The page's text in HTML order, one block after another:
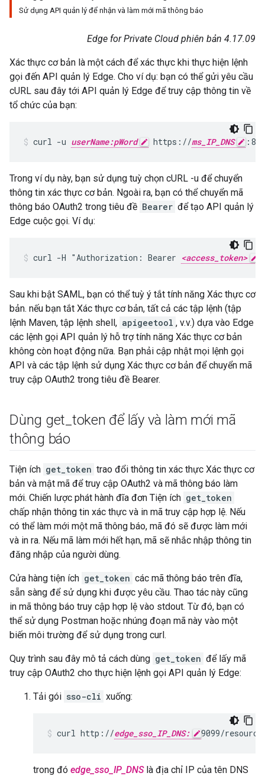
Sử dụng API quản lý để nhận và làm mới mã thông báo
Edge for Private Cloud phiên bản 4.17.09
Xác thực cơ bản là một cách để xác thực khi thực hiện lệnh
gọi đến API quản lý Edge. Cho ví dụ: bạn có thể gửi yêu cầu
cURL sau đây tới API quản lý Edge để truy cập thông tin về
tổ chức của bạn:
curl -u userName:pWord https://ms_IP_DNS
Trong ví dụ này, bạn sử dụng tuỳ chọn cURL -u để chuyển
thông tin xác thực cơ bản. Ngoài ra, bạn có thể chuyển mã
thông báo OAuth2 trong tiêu đề Bearer để tạo API quản lý
Edge cuộc gọi. Ví dụ:
curl -H "Authorization: Bearer <access_token>
Sau khi bật SAML, bạn có thể tuỳ ý tắt tính năng Xác thực cơ
bản. nếu bạn tắt Xác thực cơ bản, tất cả các tập lệnh (tập
lệnh Maven, tập lệnh shell, apigeetool , v.v.) dựa vào Edge
các lệnh gọi API quản lý hỗ trợ tính năng Xác thực cơ bản
không còn hoạt động nữa. Bạn phải cập nhật mọi lệnh gọi
API và các tập lệnh sử dụng Xác thực cơ bản để chuyển mã
truy cập OAuth2 trong tiêu đề Bearer.
Dùng get token để lấy và làm mới mã
thông báo
Tiện ích get_token trao đổi thông tin xác thực Xác thực cơ
bản và mật mã để truy cập OAuth2 và mã thông báo làm
mới. Chiến lược phát hành đĩa đơn Tiện ích get_token
chấp nhận thông tin xác thực và in mã truy cập hợp lệ. Nếu
có thể làm mới một mã thông báo, mã đó sẽ được làm mới
và in ra. Nếu mã làm mới hết hạn, mã sẽ nhắc nhập thông tin
đăng nhập của người dùng.
Cửa hàng tiện ích get_token các mã thông báo trên đĩa,
sẵn sàng để sử dụng khi được yêu cầu. Thao tác này cũng
in mã thông báo truy cập hợp lệ vào stdout. Từ đó, bạn có
thể sử dụng Postman hoặc nhúng đoạn mã này vào một
biến môi trường để sử dụng trong curl.
Quy trình sau đây mô tả cách dùng get_token để lấy mã
truy cập OAuth2 cho thực hiện lệnh gọi API quản lý Edge:
Tải gói sso-cli xuống:
curl http://edge_sso_IP_DNS: 9099/
trong đó edge_sso_IP_DNSlà địa chỉ IP của tên DNS